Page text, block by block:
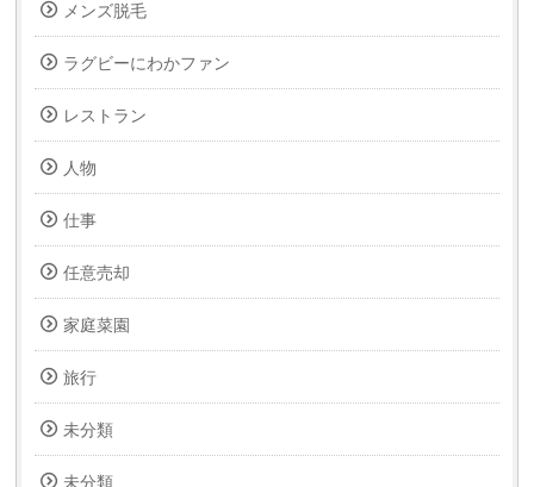
メンズ脱毛
ラグビーにわかファン
レストラン
人物
仕事
任意売却
家庭菜園
旅行
未分類
未分類